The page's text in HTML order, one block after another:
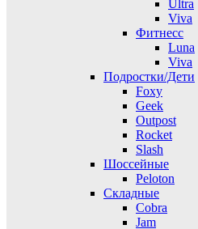
Ultra
Viva
Фитнесс
Luna
Viva
Подростки/Дети
Foxy
Geek
Outpost
Rocket
Slash
Шоссейные
Peloton
Складные
Cobra
Jam